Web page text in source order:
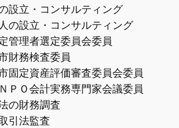
設立・コンサルティング
の設立・コンサルティング
管理者選定委員会委員
財務検査委員
固定資産評価審査委員会委員
ＰＯ会計実務専門家会議委員
の財務調査
引法監査